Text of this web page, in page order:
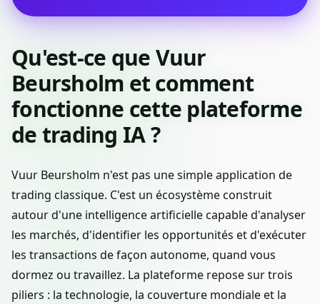
Qu'est-ce que Vuur
Beursholm et comment
fonctionne cette plateforme
de trading IA ?
Vuur Beursholm n'est pas une simple application de
trading classique. C'est un écosystème construit
autour d'une intelligence artificielle capable d'analyser
les marchés, d'identifier les opportunités et d'exécuter
les transactions de façon autonome, quand vous
dormez ou travaillez. La plateforme repose sur trois
piliers : la technologie, la couverture mondiale et la